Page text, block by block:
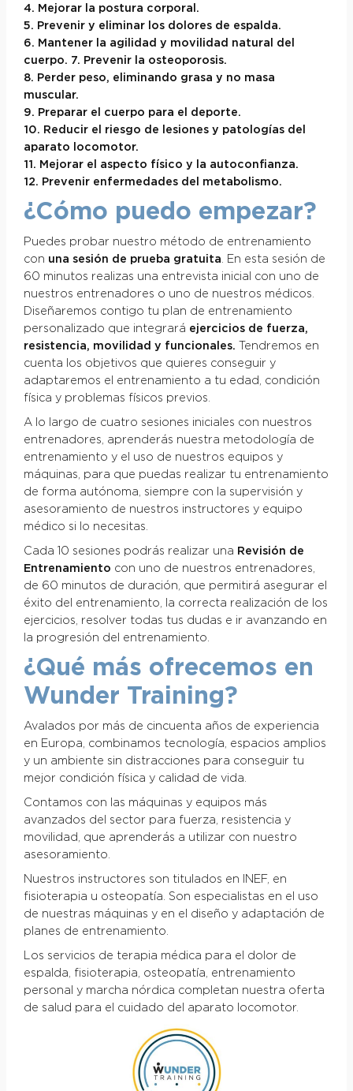
4. Mejorar la postura corporal.
5. Prevenir y eliminar los dolores de espalda.
6. Mantener la agilidad y movilidad natural del
cuerpo. 7. Prevenir la osteoporosis.
8. Perder peso, eliminando grasa y no masa
muscular.
9. Preparar el cuerpo para el deporte.
10. Reducir el riesgo de lesiones y patologías del
aparato locomotor.
11. Mejorar el aspecto físico y la autoconfianza.
12. Prevenir enfermedades del metabolismo.
¿Cómo puedo empezar?
Puedes probar nuestro método de entrenamiento
con una sesión de prueba gratuita. En esta sesión de
60 minutos realizas una entrevista inicial con uno de
nuestros entrenadores o uno de nuestros médicos.
Diseñaremos contigo tu plan de entrenamiento
personalizado que integrará ejercicios de fuerza,
resistencia, movilidad y funcionales.
Tendremos en
cuenta los objetivos que quieres conseguir y
adaptaremos el entrenamiento a tu edad, condición
física y problemas físicos previos.
A lo largo de cuatro sesiones iniciales con nuestros
entrenadores, aprenderás nuestra metodología de
entrenamiento y el uso de nuestros equipos y
máquinas, para que puedas realizar tu entrenamiento
de forma autónoma, siempre con la supervisión y
asesoramiento de nuestros instructores y equipo
médico si lo necesitas.
Cada 10 sesiones podrás realizar una Revisión de
Entrenamiento con uno de nuestros entrenadores,
de 60 minutos de duración, que permitirá asegurar el
éxito del entrenamiento, la correcta realización de los
ejercicios, resolver todas tus dudas e ir avanzando en
la progresión del entrenamiento.
¿Qué más ofrecemos en
Wunder Training?
Avalados por más de cincuenta años de experiencia
en Europa, combinamos tecnología, espacios amplios
y un ambiente sin distracciones para conseguir tu
mejor condición física y calidad de vida.
Contamos con las máquinas y equipos más
avanzados del sector para fuerza, resistencia y
movilidad, que aprenderás a utilizar con nuestro
asesoramiento.
Nuestros instructores son titulados en INEF, en
fisioterapia u osteopatía. Son especialistas en el uso
de nuestras máquinas y en el diseño y adaptación de
planes de entrenamiento.
Los servicios de terapia médica para el dolor de
espalda, fisioterapia, osteopatía, entrenamiento
personal y marcha nórdica completan nuestra oferta
de salud para el cuidado del aparato locomotor.